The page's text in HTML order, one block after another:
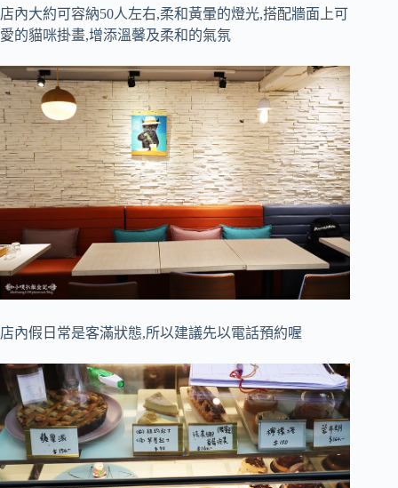
店內大約可容納50人左右,柔和黃暈的燈光,搭配牆面上可
愛的貓咪掛畫,增添溫馨及柔和的氣氛
店內假日常是客滿狀態,所以建議先以電話預約喔